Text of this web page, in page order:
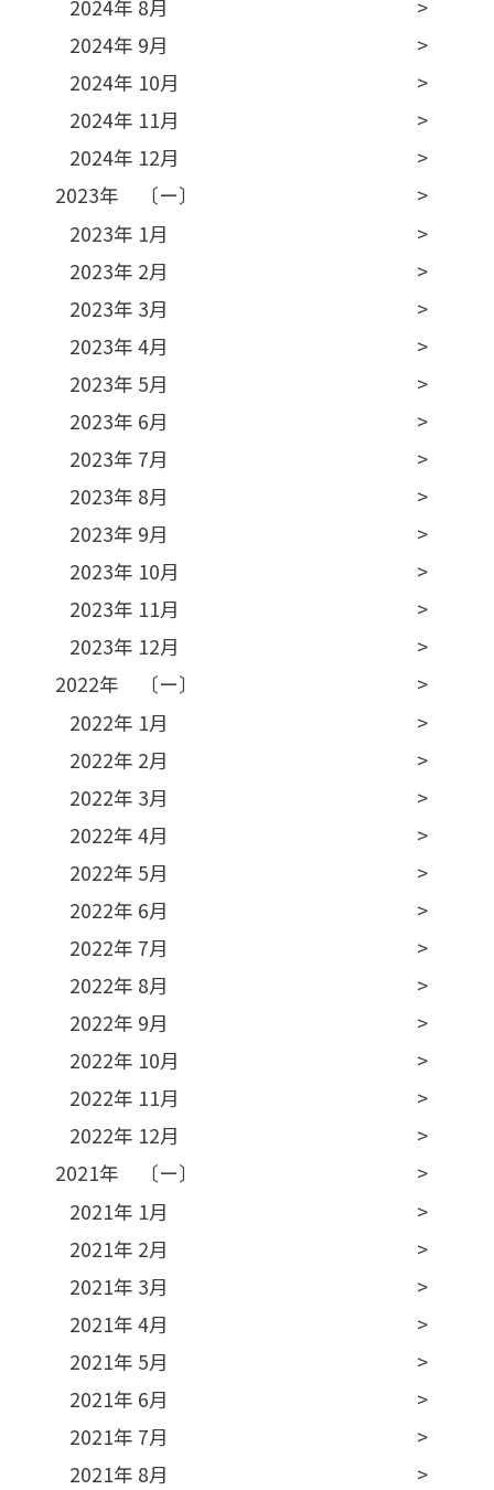
2024年 8月
2024年 9月
2024年 10月
2024年 11月
2024年 12月
2023年 〔ー〕
2023年 1月
2023年 2月
2023年 3月
2023年 4月
2023年 5月
2023年 6月
2023年 7月
2023年 8月
2023年 9月
2023年 10月
2023年 11月
2023年 12月
2022年 〔ー〕
2022年 1月
2022年 2月
2022年 3月
2022年 4月
2022年 5月
2022年 6月
2022年 7月
2022年 8月
2022年 9月
2022年 10月
2022年 11月
2022年 12月
2021年 〔ー〕
2021年 1月
2021年 2月
2021年 3月
2021年 4月
2021年 5月
2021年 6月
2021年 7月
2021年 8月